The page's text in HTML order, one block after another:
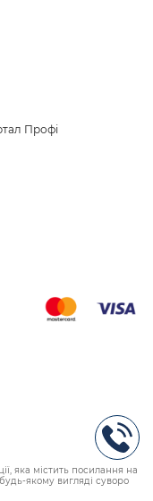
Профі
яка містить посилання на
якому вигляді суворо